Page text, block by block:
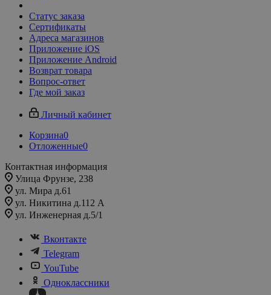
Статус заказа
Сертификаты
Адреса магазинов
Приложение iOS
Приложение Android
Возврат товара
Вопрос-ответ
Где мой заказ
Личный кабинет
Корзина0
Отложенные0
Контактная информация
Улица Фрунзе, 238​
ул. Мира д.61
ул. Никитина д.112 А
ул. Инженерная д.5/1
Вконтакте
Telegram
YouTube
Одноклассники